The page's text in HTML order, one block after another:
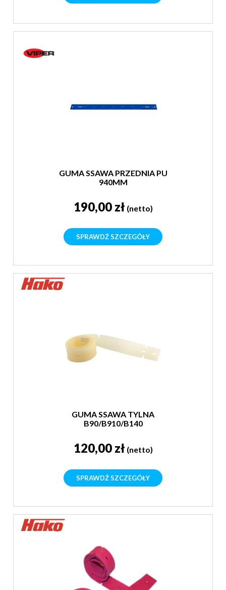
GUMA SSAWA PRZEDNIA PU
940MM
190,00 zł (netto)
SPRAWDŹ SZCZEGÓŁY
GUMA SSAWA TYLNA
B90/B910/B140
120,00 zł (netto)
SPRAWDŹ SZCZEGÓŁY